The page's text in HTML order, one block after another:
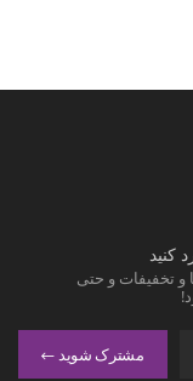
کنید
و تخفیفات و حتی
مشترک شوید